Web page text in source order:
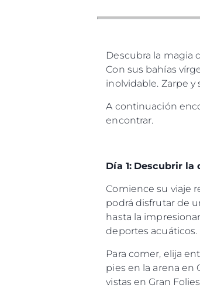
Descubra la magia
Con sus bahías
inolvidable. Zarpe
A continuación
encontrar.
Día 1: Descubrir la
Comience su viaje
podrá disfrutar de
hasta la
deportes acuáticos.
Para comer, elija
pies en la arena en
vistas en Gran